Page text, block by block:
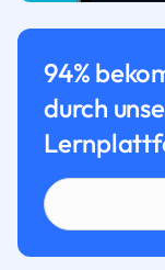
94%
durch